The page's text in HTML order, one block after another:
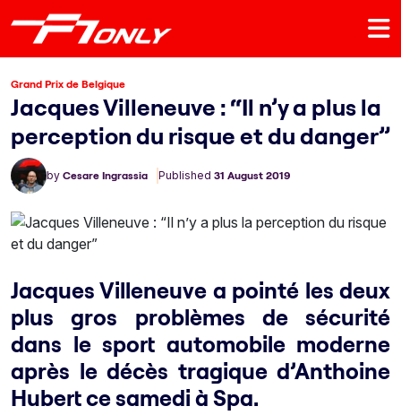
Grand Prix de Belgique
Jacques Villeneuve : “Il n’y a plus la
perception du risque et du danger”
by Cesare Ingrassia Published 31 August 2019
Jacques Villeneuve a pointé les deux
plus gros problèmes de sécurité
dans le sport automobile moderne
après le décès tragique d’Anthoine
Hubert ce samedi à Spa.